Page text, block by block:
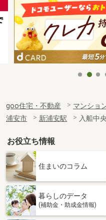
goo住宅・不動産 マンショ
浦安市
新浦安駅 入船中
お役立ち情報
住まいのコラム
暮らしのデータ
(補助金・助成金情報)